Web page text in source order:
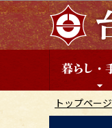
こ
の
ペ
トップページ